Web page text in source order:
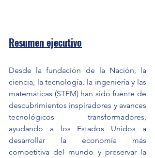
Resumen ejecutivo
Desde la fundación de la Nación, la
ciencia, la tecnología, la ingeniería y las
matemáticas (STEM) han sido fuente de
descubrimientos inspiradores y avances
tecnológicos transformadores,
ayudando a los Estados Unidos a
desarrollar la economía más
competitiva del mundo y preservar la